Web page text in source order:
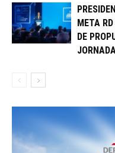
META
DE
JORNADA